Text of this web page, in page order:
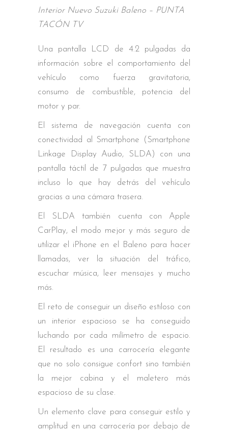
Interior Nuevo Suzuki Baleno – PUNTA
TACÓN TV
Una pantalla LCD de 4.2 pulgadas da
información sobre el comportamiento del
vehículo como fuerza gravitatoria,
consumo de combustible, potencia del
motor y par.
El sistema de navegación cuenta con
conectividad al Smartphone (Smartphone
Linkage Display Audio, SLDA) con una
pantalla táctil de 7 pulgadas que muestra
incluso lo que hay detrás del vehículo
gracias a una cámara trasera.
El SLDA también cuenta con Apple
CarPlay, el modo mejor y más seguro de
utilizar el iPhone en el Baleno para hacer
llamadas, ver la situación del tráfico,
escuchar música, leer mensajes y mucho
más.
El reto de conseguir un diseño estiloso con
un interior espacioso se ha conseguido
luchando por cada milímetro de espacio.
El resultado es una carrocería elegante
que no solo consigue confort sino también
la mejor cabina y el maletero más
espacioso de su clase.
Un elemento clave para conseguir estilo y
amplitud en una carrocería por debajo de